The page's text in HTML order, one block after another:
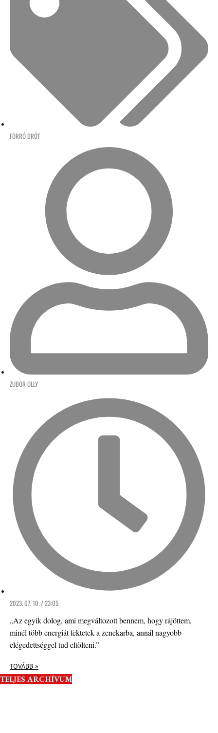
FORRÓ DRÓT
ZUBOR OLLY
2023. 07. 10. / 23:05
„Az egyik dolog, ami megváltozott bennem, hogy rájöttem,
minél több energiát fektetek a zenekarba, annál nagyobb
elégedettséggel tud eltölteni.”
TOVÁBB »
TELJES ARCHÍVUM